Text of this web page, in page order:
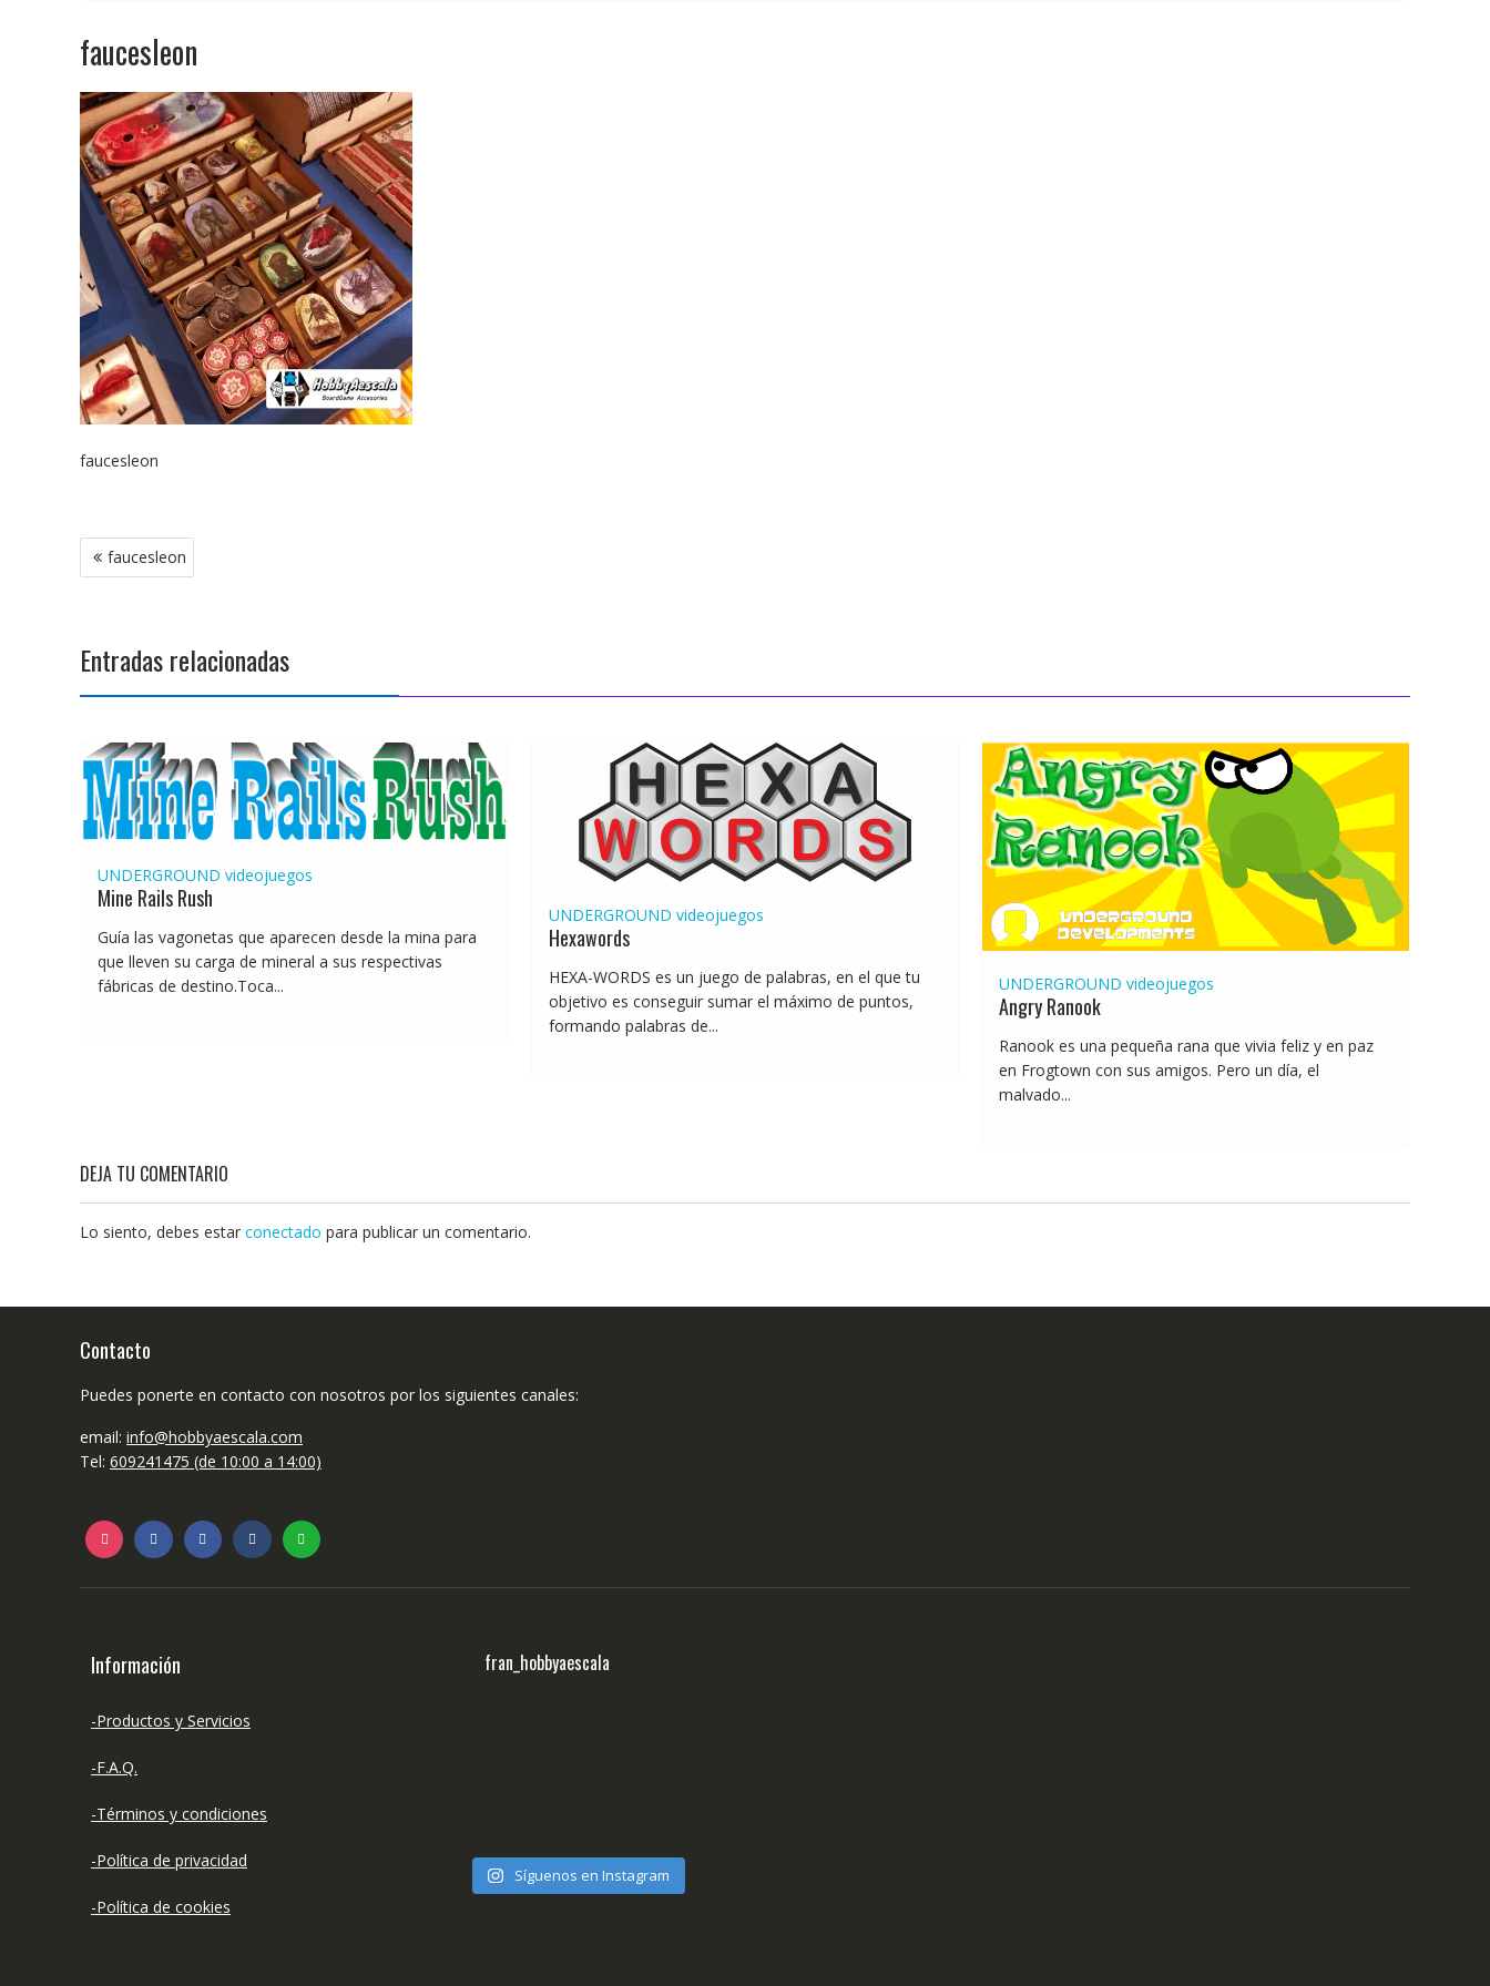
faucesleon
faucesleon
Navegación
de
faucesleon
Entradas relacionadas
UNDERGROUND videojuegos
Mine Rails Rush
Guía las vagonetas que aparecen desde la mina para
que lleven su carga de mineral a sus respectivas
fábricas de destino.Toca...
UNDERGROUND videojuegos
Hexawords
HEXA-WORDS es un juego de palabras, en el que tu
objetivo es conseguir sumar el máximo de puntos,
formando palabras de...
UNDERGROUND videojuegos
Angry Ranook
Ranook es una pequeña rana que vivia feliz y en paz
en Frogtown con sus amigos. Pero un día, el
malvado...
DEJA TU COMENTARIO
Lo siento, debes estar conectado para publicar un comentario.
Contacto
Puedes ponerte en contacto con nosotros por los siguientes canales:
email: info@hobbyaescala.com
Tel: 609241475 (de 10:00 a 14:00)
Información
-Productos y Servicios
-F.A.Q.
-Términos y condiciones
-Política de privacidad
-Política de cookies
fran_hobbyaescala
Síguenos en Instagram